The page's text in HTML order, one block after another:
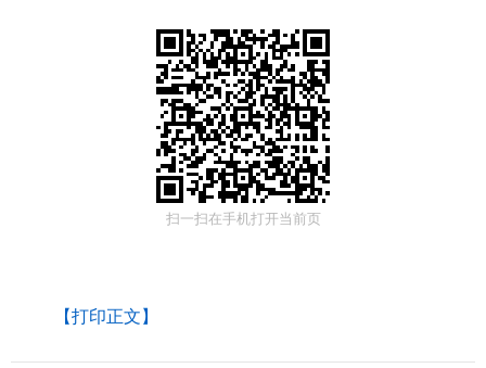
扫一扫在手机打开当前页
【打印正文】